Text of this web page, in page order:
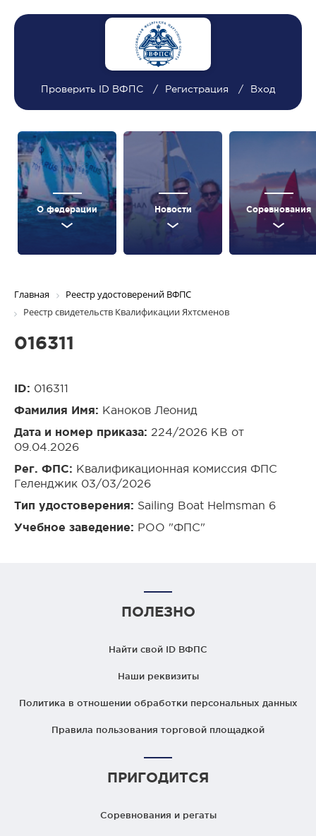
Проверить ID ВФПС Регистрация Вход
О федерации Новости Соревнования
Главная
Реестр удостоверений ВФПС
Реестр свидетельств Квалификации Яхтсменов
016311
ID: 016311
Фамилия Имя: Каноков Леонид
Дата и номер приказа: 224/2026 КВ от
09.04.2026
Рег. ФПС: Квалификационная комиссия ФПС
Геленджик 03/03/2026
Тип удостоверения: Sailing Boat Helmsman 6
Учебное заведение: РОО "ФПС"
ПОЛЕЗНО
Найти свой ID ВФПС
Наши реквизиты
Политика в отношении обработки персональных данных
Правила пользования торговой площадкой
ПРИГОДИТСЯ
Соревнования и регаты